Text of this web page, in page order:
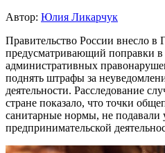
Автор: Юлия Ликарчук
Правительство России внесло в
предусматривающий поправки
административных
поднять штрафы за
деятельности. Расследование
стране показало, что точки
санитарные нормы, не подавали
предпринимательской